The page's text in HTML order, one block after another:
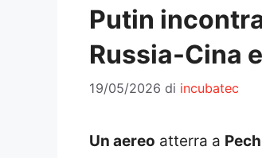
Putin
Russia-Cina
19/05/2026 di incubatec
Un aereo atterra a